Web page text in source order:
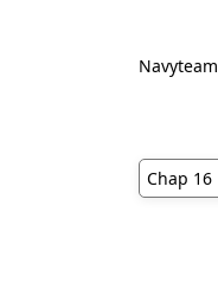
Navyteam